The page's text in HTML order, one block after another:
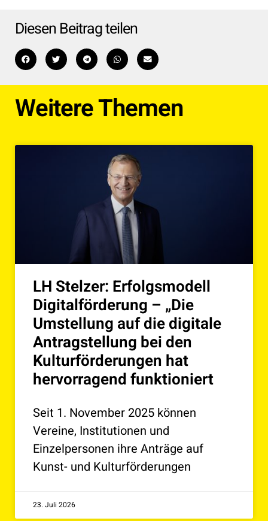
Diesen Beitrag teilen
Weitere Themen
LH Stelzer: Erfolgsmodell
Digitalförderung – „Die
Umstellung auf die digitale
Antragstellung bei den
Kulturförderungen hat
hervorragend funktioniert
Seit 1. November 2025 können
Vereine, Institutionen und
Einzelpersonen ihre Anträge auf
Kunst- und Kulturförderungen
23. Juli 2026